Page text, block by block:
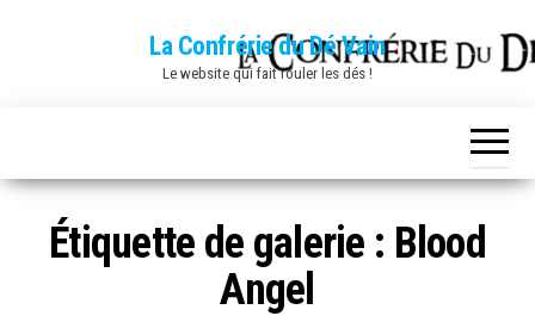
La Confrérie du Dé Vain
Le website qui fait rouler les dés !
Étiquette de galerie : Blood
Angel